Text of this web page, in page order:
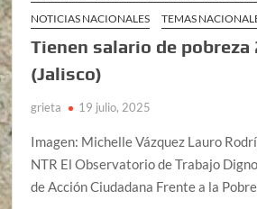
NOTICIAS NACIONALES
TEMAS
Tienen salario de
(Jalisco)
grieta 19 julio, 2025
Imagen: Michelle Vázquez Lauro
NTR El Observatorio de Trabajo
de Acción Ciudadana Frente a la